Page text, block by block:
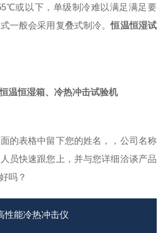
或以下，单级制冷难以满足满足要
一般会采用复叠式制冷。恒温恒湿试
恒温恒湿箱、 冷热冲击试验机
的表格中留下您的姓名，，公司名称
员快速跟您上，并与您详细洽谈产品
吗？
性能冷热冲击仪